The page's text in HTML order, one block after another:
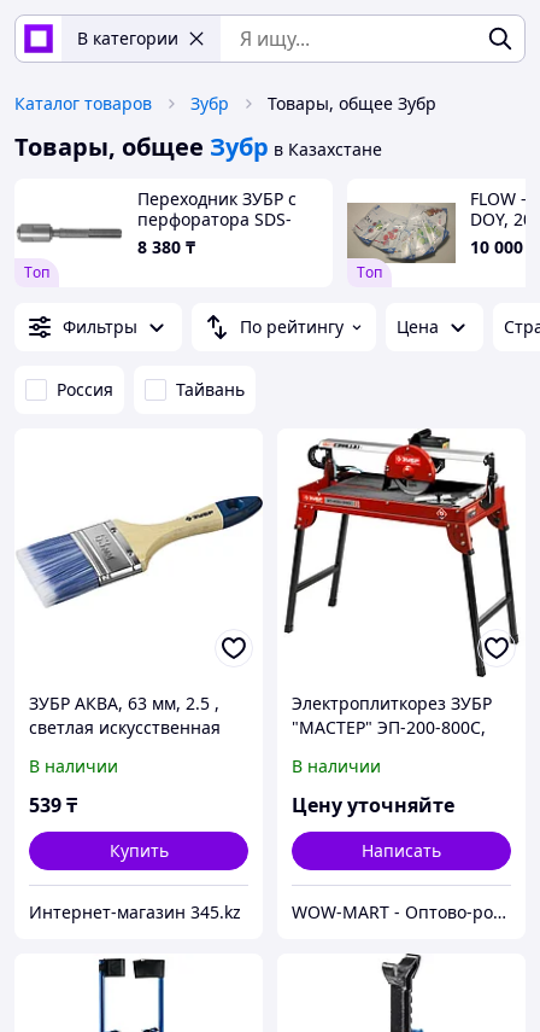
В категории
Каталог товаров Зубр Товары, общее Зубр
Товары, общее Зубр в Казахстане
Tоп
Переходник ЗУБР с
перфоратора SDS-
max на зажим SDS-
plus (29064_z02)
8 380 ₸
Tоп
FLOW -
DOY,
lime
10 000
Фильтры По рейтингу Цена
Россия Тайвань
ЗУБР АКВА, 63 мм, 2.5 ,
светлая искусственная
ручка, для...
В наличии
539₸
Купить
Интернет-магазин 345.kz
Электроплиткорез ЗУБР
"МАСТЕР" ЭП-200-800С,
800 Вт
В наличии
Цену уточняйте
Написать
WOW-MART - Оптово-розничный Склад - товары на заказ до двери